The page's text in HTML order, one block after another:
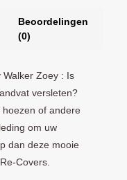
Beoordelingen
(0)
Walker Zoey : Is
versleten?
of andere
om uw
dan deze mooie
Covers.